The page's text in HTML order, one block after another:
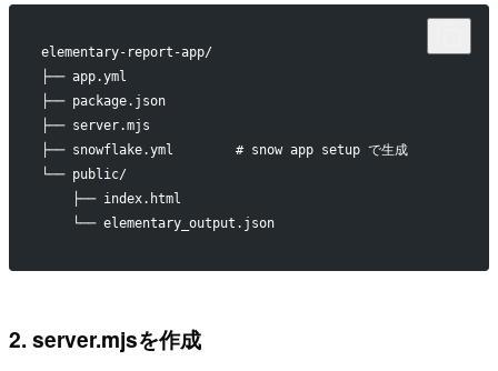
elementary-report-app/
├── app.yml
├── package.json
├── server.mjs
├── snowflake.yml        # snow app setup で生成
└── public/
    ├── index.html
    └── elementary_output.json
2. server.mjsを作成